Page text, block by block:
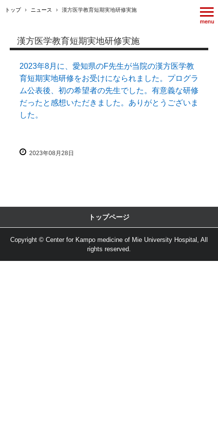
トップ › ニュース › 漢方医学教育短期実地研修実施
漢方医学教育短期実地研修実施
2023年8月に、愛知県のF先生が当院の漢方医学教
育短期実地研修をお受けになられました。プログラ
ム公表後、初の希望者の先生でした。有意義な研修
だったと感想いただきました。ありがとうございま
した。
2023年08月28日
トップページ
Copyright © Center for Kampo medicine of Mie University Hospital, All
rights reserved.